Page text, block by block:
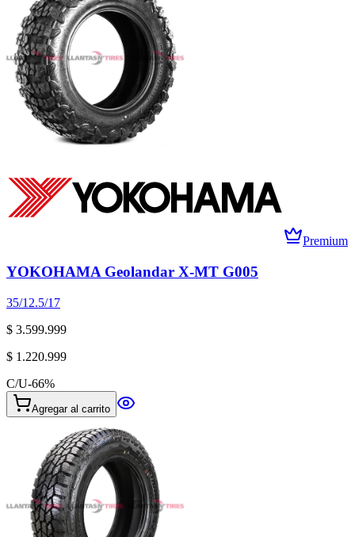
Premium
YOKOHAMA Geolandar X-MT G005
35/12.5/17
$ 3.599.999
$ 1.220.999
C/U-66%
Agregar al carrito